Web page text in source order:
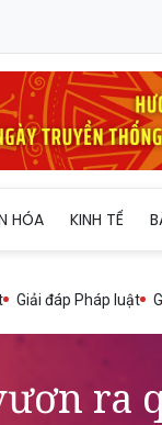
HÓA KINH TẾ
Giải đáp Pháp luật
ra